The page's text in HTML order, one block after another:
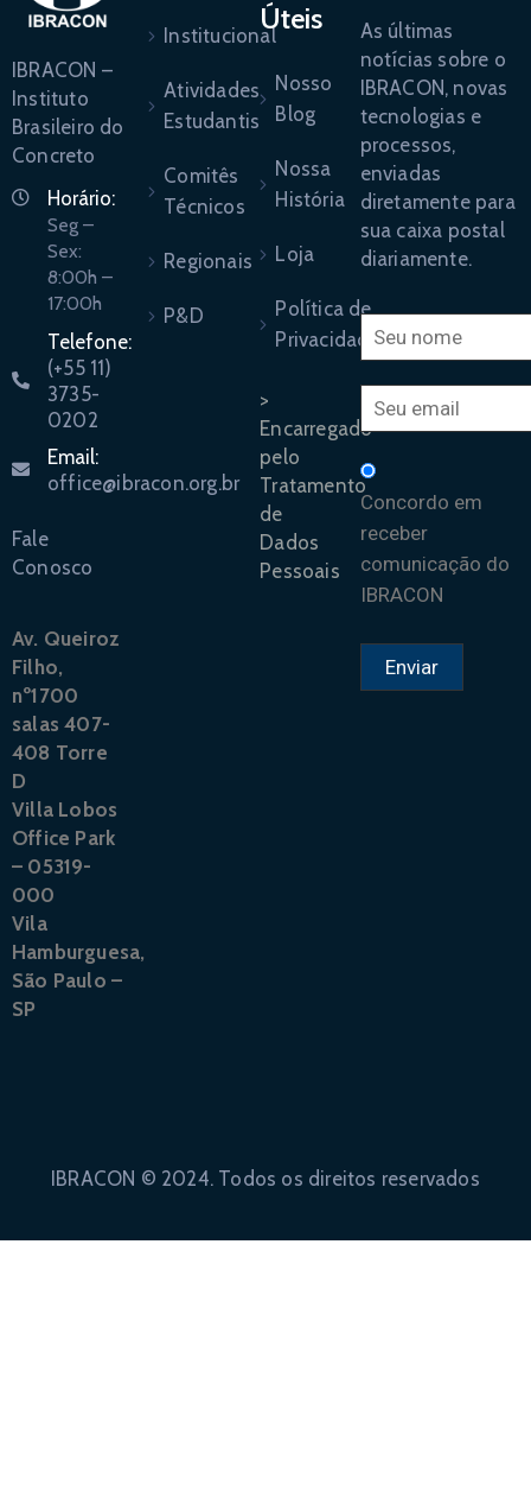
IBRACON –
Instituto
Brasileiro do
Concreto
Horário:
Seg –
Sex:
8:00h –
17:00h
Telefone:
(+55 11)
3735-
0202
Email:
office@ibracon.org.br
Fale
Conosco
Av. Queiroz
Filho,
nº1700
salas 407-
408 Torre
D
Villa Lobos
Office Park
– 05319-
000
Vila
Hamburguesa,
São Paulo –
SP
Institucional
Atividades
Estudantis
Comitês
Técnicos
Regionais
P&D
Úteis
Nosso
Blog
Nossa
História
Loja
Política de
Privacidade
>
Encarregado
pelo
Tratamento
de
Dados
Pessoais
As últimas
notícias sobre o
IBRACON, novas
tecnologias e
processos,
enviadas
diretamente para
sua caixa postal
diariamente.
Concordo em
receber
comunicação do
IBRACON
IBRACON © 2024. Todos os direitos reservados